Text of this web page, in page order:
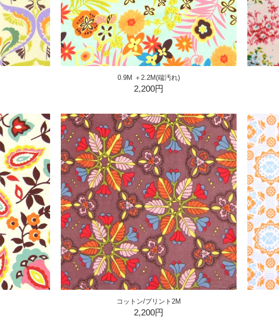
0.9M ＋2.2M(端汚れ)
2,200円
コットン/プリント2M
2,200円